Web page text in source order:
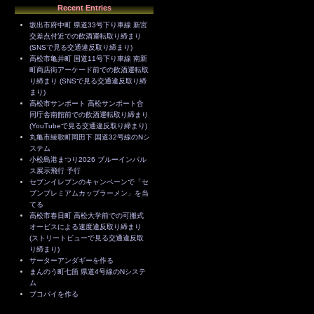
Recent Entries
坂出市府中町 県道33号下り車線 新宮
交差点付近での飲酒運転取り締まり
(SNSで見る交通違反取り締まり)
高松市亀井町 国道11号下り車線 南新
町商店街アーケード前での飲酒運転取
り締まり (SNSで見る交通違反取り締
まり)
高松市サンポート 高松サンポート合
同庁舎南館前での飲酒運転取り締まり
(YouTubeで見る交通違反取り締まり)
丸亀市綾歌町岡田下 国道32号線のNシ
ステム
小松島港まつり2026 ブルーインパル
ス展示飛行 予行
セブンイレブンのキャンペーンで「セ
ブンプレミアムカップラーメン」を当
てる
高松市春日町 高松大学前での可搬式
オービスによる速度違反取り締まり
(ストリートビューで見る交通違反取
り締まり)
サーターアンダギーを作る
まんのう町七箇 県道4号線のNシステ
ム
ブコパイを作る